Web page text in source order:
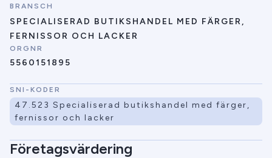
BRANSCH
SPECIALISERAD BUTIKSHANDEL MED FÄRGER,
FERNISSOR OCH LACKER
ORGNR
5560151895
SNI-KODER
47.523 Specialiserad butikshandel med färger,
fernissor och lacker
Företagsvärdering